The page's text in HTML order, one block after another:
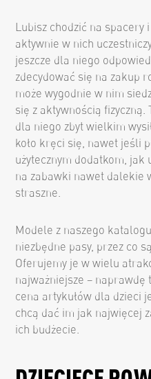
Lubisz chodzić na spacery
aktywnie w nich
jeszcze dla niego
zdecydować się na zakup
może wygodnie w nim
się z aktywnością
dla niego zbyt wielkim
koło kręci się, nawet jeśli
użytecznym dodatkom, jak
na zabawki nawet dalekie
straszne.
Modele z naszego
niezbędne pasy, przez co
Oferujemy je w wielu
najważniejsze – naprawdę
cena artykułów dla dzieci
chcą dać im jak najwięcej
ich budżecie.